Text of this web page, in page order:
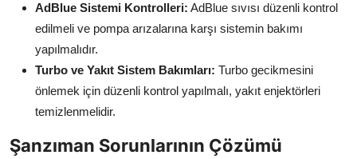
AdBlue Sistemi Kontrolleri: AdBlue sıvısı düzenli kontrol
edilmeli ve pompa arızalarına karşı sistemin bakımı
yapılmalıdır.
Turbo ve Yakıt Sistem Bakımları: Turbo gecikmesini
önlemek için düzenli kontrol yapılmalı, yakıt enjektörleri
temizlenmelidir.
Şanzıman Sorunlarının Çözümü